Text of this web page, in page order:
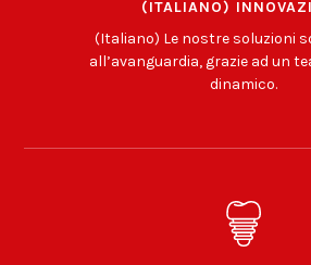
(ITALIANO)
(Italiano) Le nostre soluzioni
all’avanguardia, grazie ad un
dinamico.